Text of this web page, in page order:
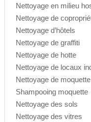
Nettoyage en milieu
Nettoyage de
Nettoyage d’hôtels
Nettoyage de graffiti
Nettoyage de hotte
Nettoyage de locaux
Nettoyage de moquette
Shampooing moquette
Nettoyage des sols
Nettoyage des vitres